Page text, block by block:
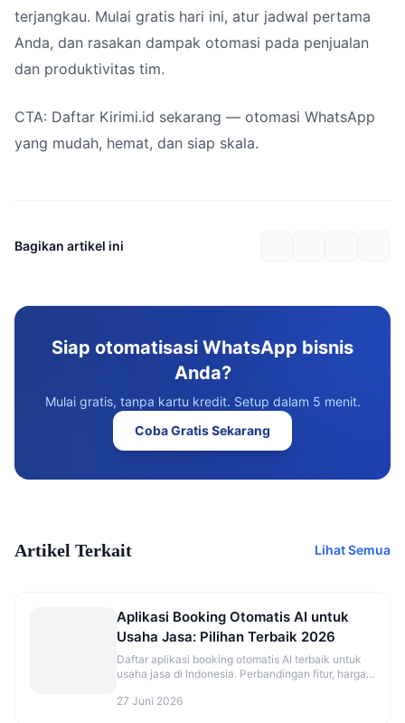
terjangkau. Mulai gratis hari ini, atur jadwal pertama
Anda, dan rasakan dampak otomasi pada penjualan
dan produktivitas tim.
CTA: Daftar Kirimi.id sekarang — otomasi WhatsApp
yang mudah, hemat, dan siap skala.
Bagikan artikel ini
Siap otomatisasi WhatsApp bisnis
Anda?
Mulai gratis, tanpa kartu kredit. Setup dalam 5 menit.
Coba Gratis Sekarang
Artikel Terkait Lihat Semua
Aplikasi Booking Otomatis AI untuk
Usaha Jasa: Pilihan Terbaik 2026
Daftar aplikasi booking otomatis AI terbaik untuk
usaha jasa di Indonesia. Perbandingan fitur, harga,
27 Juni 2026